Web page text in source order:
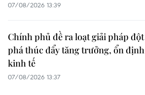
07/08/2026 13:39
Chính phủ đề ra loạt giải pháp đột
phá thúc đẩy tăng trưởng, ổn định
kinh tế
07/08/2026 13:37